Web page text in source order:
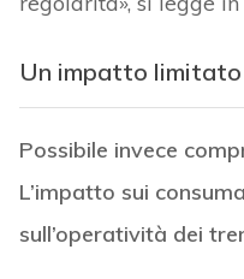
Un impatto limitato
Possibile invece
L’impatto sui
sull’operatività dei